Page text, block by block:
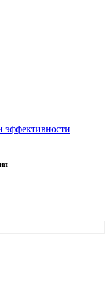
эффективности